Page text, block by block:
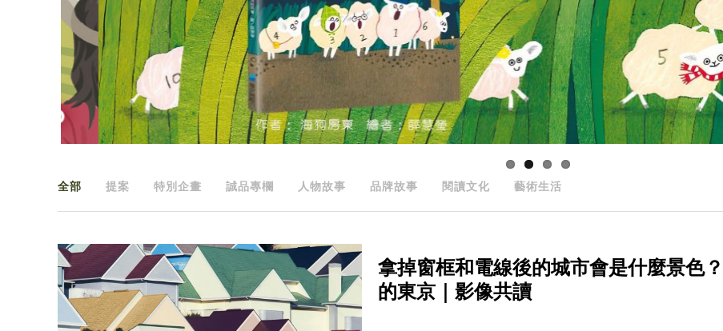
全部 提案 特別企畫 誠品專欄 人物故事 品牌故事 閱讀文化 藝術生活
拿掉窗框和電線後的城市會是什麼景色
的東京｜影像共讀